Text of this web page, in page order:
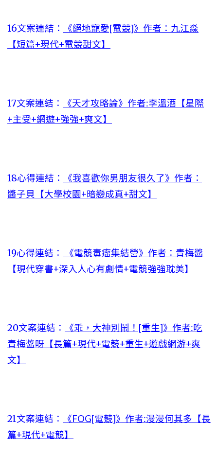
16文案連結：
《絕地寵愛[電競]》作者：九江淼
【短篇+現代+電競甜文】
17文案連結：
《天才攻略論》作者:李溫酒【星際
+主受+網遊+強強+爽文】
18心得連結：
《我喜歡你男朋友很久了》作者：
醬子貝【大學校園+暗戀成真+甜文】
19心得連結：
《電競毒瘤集結營》作者：青梅醬
【現代穿書+深入人心有劇情+電競強強耽美】
20文案連結：
《乖，大神別鬧！[重生]》作者:吃
青梅醬呀【長篇+現代+電競+重生+遊戲網游+爽
文】
21文案連結：
《FOG[電競]》作者:漫漫何其多【長
篇+現代+電競】